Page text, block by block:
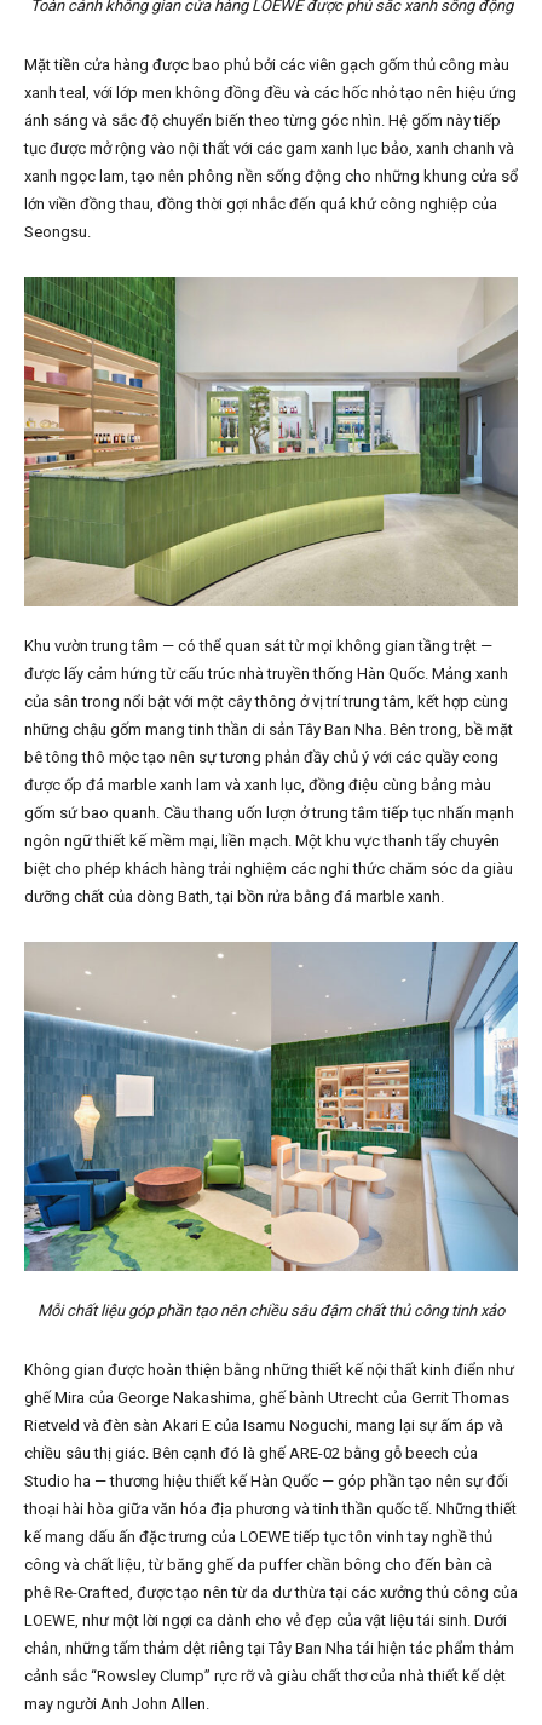
Toàn cảnh không gian cửa hàng LOEWE được phủ sắc xanh sống động
Mặt tiền cửa hàng được bao phủ bởi các viên gạch gốm thủ công màu
xanh teal, với lớp men không đồng đều và các hốc nhỏ tạo nên hiệu ứng
ánh sáng và sắc độ chuyển biến theo từng góc nhìn. Hệ gốm này tiếp
tục được mở rộng vào nội thất với các gam xanh lục bảo, xanh chanh và
xanh ngọc lam, tạo nên phông nền sống động cho những khung cửa sổ
lớn viền đồng thau, đồng thời gợi nhắc đến quá khứ công nghiệp của
Seongsu.
Khu vườn trung tâm — có thể quan sát từ mọi không gian tầng trệt —
được lấy cảm hứng từ cấu trúc nhà truyền thống Hàn Quốc. Mảng xanh
của sân trong nổi bật với một cây thông ở vị trí trung tâm, kết hợp cùng
những chậu gốm mang tinh thần di sản Tây Ban Nha. Bên trong, bề mặt
bê tông thô mộc tạo nên sự tương phản đầy chủ ý với các quầy cong
được ốp đá marble xanh lam và xanh lục, đồng điệu cùng bảng màu
gốm sứ bao quanh. Cầu thang uốn lượn ở trung tâm tiếp tục nhấn mạnh
ngôn ngữ thiết kế mềm mại, liền mạch. Một khu vực thanh tẩy chuyên
biệt cho phép khách hàng trải nghiệm các nghi thức chăm sóc da giàu
dưỡng chất của dòng Bath, tại bồn rửa bằng đá marble xanh.
Mỗi chất liệu góp phần tạo nên chiều sâu đậm chất thủ công tinh xảo
Không gian được hoàn thiện bằng những thiết kế nội thất kinh điển như
ghế Mira của George Nakashima, ghế bành Utrecht của Gerrit Thomas
Rietveld và đèn sàn Akari E của Isamu Noguchi, mang lại sự ấm áp và
chiều sâu thị giác. Bên cạnh đó là ghế ARE-02 bằng gỗ beech của
Studio ha — thương hiệu thiết kế Hàn Quốc — góp phần tạo nên sự đối
thoại hài hòa giữa văn hóa địa phương và tinh thần quốc tế. Những thiết
kế mang dấu ấn đặc trưng của LOEWE tiếp tục tôn vinh tay nghề thủ
công và chất liệu, từ băng ghế da puffer chần bông cho đến bàn cà
phê Re-Crafted, được tạo nên từ da dư thừa tại các xưởng thủ công của
LOEWE, như một lời ngợi ca dành cho vẻ đẹp của vật liệu tái sinh. Dưới
chân, những tấm thảm dệt riêng tại Tây Ban Nha tái hiện tác phẩm thảm
cảnh sắc “Rowsley Clump” rực rỡ và giàu chất thơ của nhà thiết kế dệt
may người Anh John Allen.